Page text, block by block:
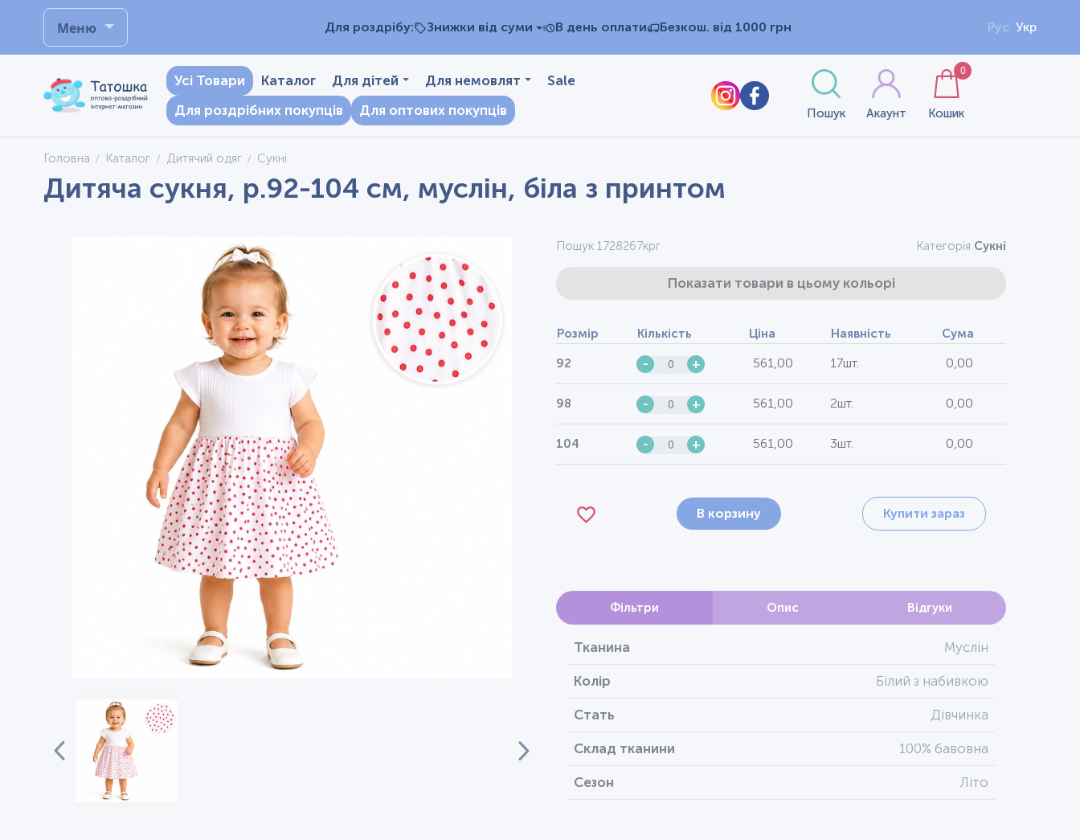
Меню Для роздрібу: Знижки від суми В день оплати Безкош. від 1000 грн Рус Укр
Усі Товари Каталог Для дітей Для немовлят
Sale
Для роздрібних покупців
Для оптових покупців Пошук Акаунт Кошик
0
Головна Каталог Дитячий одяг Сукні
Дитяча сукня, р.92-104 см, муслін, біла з принтом
Пошук 1728267крг Категорія Сукні
Показати товари в цьому кольорі
Розмір Кількість Ціна Наявність Сума
92 - + 561,00 17шт. 0,00
98 - + 561,00 2шт. 0,00
104 - + 561,00 3шт. 0,00
В корзину Купити зараз
Фільтри Опис Відгуки
Тканина Муслін
Колір Білий з набивкою
Стать Дівчинка
Склад тканини 100% бавовна
Сезон Літо